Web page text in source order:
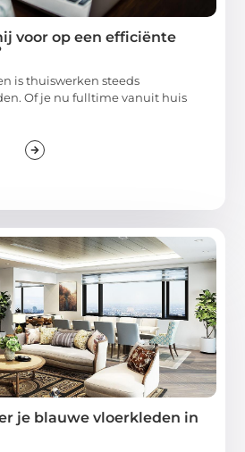
voor op een efficiënte
is thuiswerken steeds
Of je nu fulltime vanuit huis
je blauwe vloerkleden in